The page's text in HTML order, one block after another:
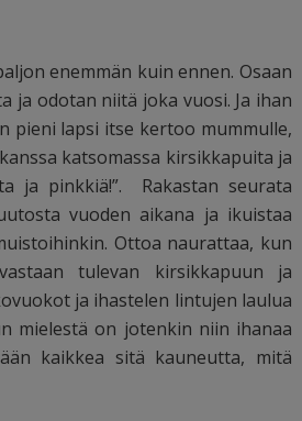
enemmän kuin ennen. Osaan
ja odotan niitä joka vuosi. Ja ihan
pieni lapsi itse kertoo mummulle,
katsomassa kirsikkapuita ja
ja pinkkiä!”. Rakastan seurata
vuoden aikana ja ikuistaa
Ottoa naurattaa, kun
tulevan kirsikkapuun ja
ja ihastelen lintujen laulua
mielestä on jotenkin niin ihanaa
kaikkea sitä kauneutta, mitä